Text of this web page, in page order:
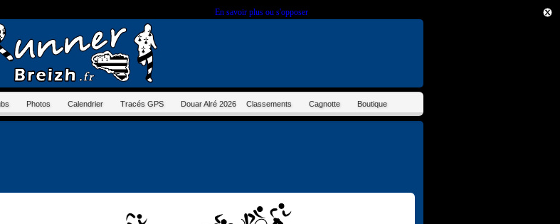
En savoir plus ou s'opposer.
Photos Calendrier Tracés GPS Douar Alré 2026 Classements Cagnotte Boutique